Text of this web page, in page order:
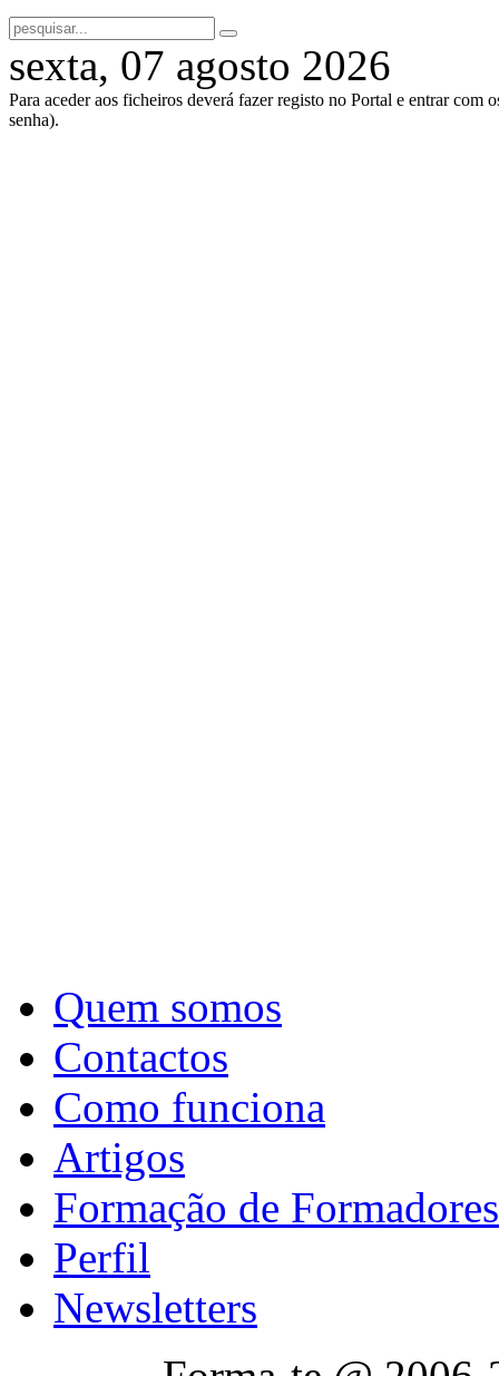
sexta, 07 agosto 2026
Para aceder aos ficheiros deverá fazer registo no Portal e entrar com
senha).
Quem somos
Contactos
Como funciona
Artigos
Formação de Formadores
Perfil
Newsletters